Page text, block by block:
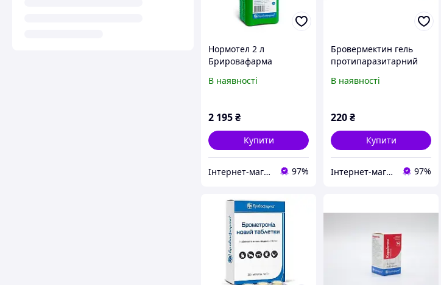
Нормотел 2 л
Брировафарма
В наявності
2 195₴
Купити
Інтернет-магазин ЗНАКОМО! Відправка від 1 до 5 днів! На деякі товари може бути передплата! 97%
Бровермектин гель
протипаразитарний
Брировафарма
В наявності
220₴
Купити
Інтернет-магазин ЗНАКОМО! Відправка від 1 до 5 днів! На деякі товари може бути передплата! 97%